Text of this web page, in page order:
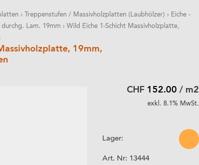
› Treppenstufen / Massivholzplatten (Laubhölzer) › Eiche -
durchg. Lam. 19mm › Wild Eiche 1-Schicht Massivholzplatte,
19mm,
CHF 152.00 / m2
exkl. 8.1% MwSt.
Lager:
Art. Nr: 13444